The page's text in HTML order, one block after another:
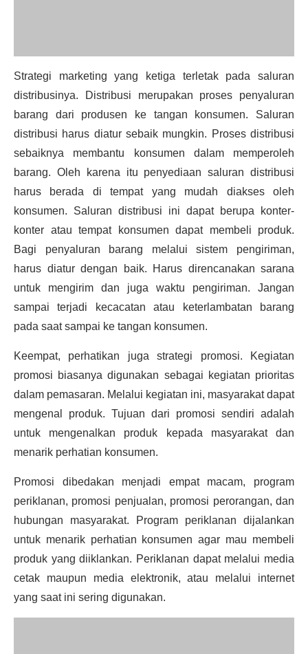
Strategi marketing yang ketiga terletak pada saluran
distribusinya. Distribusi merupakan proses penyaluran
barang dari produsen ke tangan konsumen. Saluran
distribusi harus diatur sebaik mungkin. Proses distribusi
sebaiknya membantu konsumen dalam memperoleh
barang. Oleh karena itu penyediaan saluran distribusi
harus berada di tempat yang mudah diakses oleh
konsumen. Saluran distribusi ini dapat berupa konter-
konter atau tempat konsumen dapat membeli produk.
Bagi penyaluran barang melalui sistem pengiriman,
harus diatur dengan baik. Harus direncanakan sarana
untuk mengirim dan juga waktu pengiriman. Jangan
sampai terjadi kecacatan atau keterlambatan barang
pada saat sampai ke tangan konsumen.
Keempat, perhatikan juga strategi promosi. Kegiatan
promosi biasanya digunakan sebagai kegiatan prioritas
dalam pemasaran. Melalui kegiatan ini, masyarakat dapat
mengenal produk. Tujuan dari promosi sendiri adalah
untuk mengenalkan produk kepada masyarakat dan
menarik perhatian konsumen.
Promosi dibedakan menjadi empat macam, program
periklanan, promosi penjualan, promosi perorangan, dan
hubungan masyarakat. Program periklanan dijalankan
untuk menarik perhatian konsumen agar mau membeli
produk yang diiklankan. Periklanan dapat melalui media
cetak maupun media elektronik, atau melalui internet
yang saat ini sering digunakan.